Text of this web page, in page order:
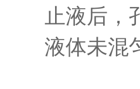
止液后，
液体未混